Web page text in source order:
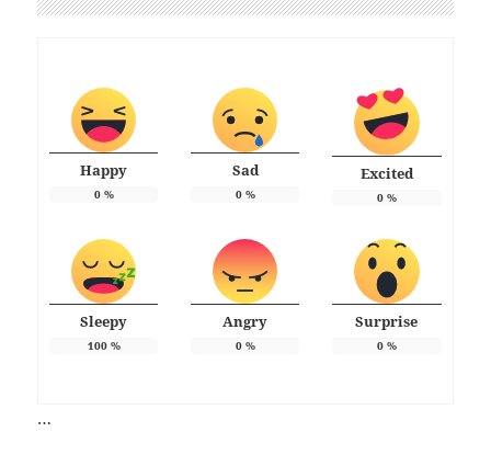
Happy
0%
Sad
0%
Excited
0%
Sleepy
100%
Angry
0%
Surprise
0%
…